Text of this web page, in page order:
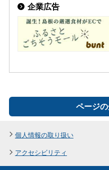
企業広告
ページ
個人情報の取り扱い
アクセシビリティ